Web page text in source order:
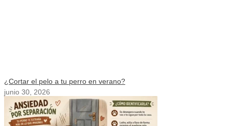
¿Cortar el pelo a tu perro en verano?
junio 30, 2026